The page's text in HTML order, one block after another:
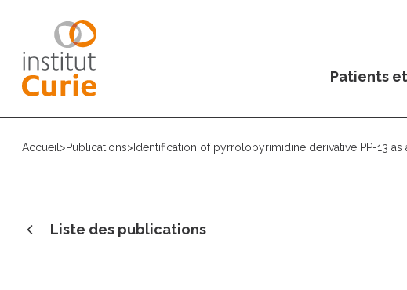
Patients
Accueil >Publications> Identification of pyrrolopyrimidine derivative PP-13
Liste des publications